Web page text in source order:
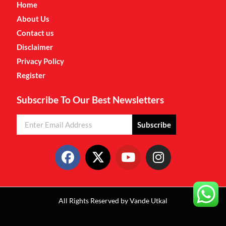
Home
About Us
Contact us
Disclaimer
Privacy Policy
Register
Subscribe To Our Best Newsletters
Subscribe
All Rights Reserved by Vande Utkal